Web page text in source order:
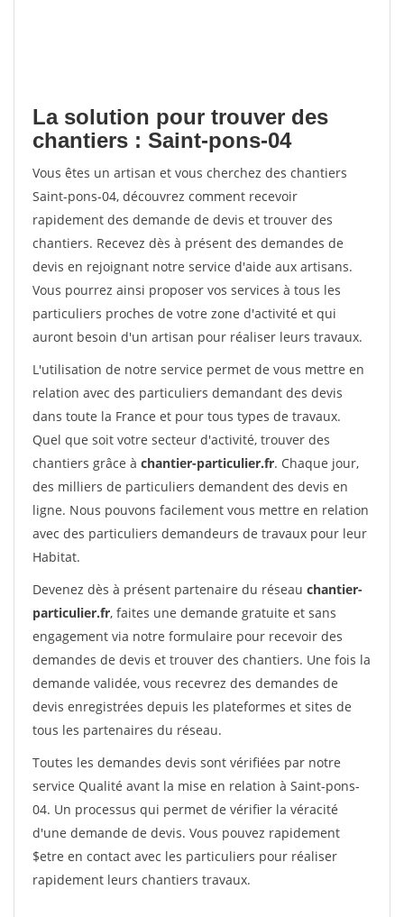
La solution pour trouver des
chantiers : Saint-pons-04
Vous êtes un artisan et vous cherchez des chantiers
Saint-pons-04, découvrez comment recevoir
rapidement des demande de devis et trouver des
chantiers. Recevez dès à présent des demandes de
devis en rejoignant notre service d'aide aux artisans.
Vous pourrez ainsi proposer vos services à tous les
particuliers proches de votre zone d'activité et qui
auront besoin d'un artisan pour réaliser leurs travaux.
L'utilisation de notre service permet de vous mettre en
relation avec des particuliers demandant des devis
dans toute la France et pour tous types de travaux.
Quel que soit votre secteur d'activité, trouver des
chantiers grâce à chantier-particulier.fr. Chaque jour,
des milliers de particuliers demandent des devis en
ligne. Nous pouvons facilement vous mettre en relation
avec des particuliers demandeurs de travaux pour leur
Habitat.
Devenez dès à présent partenaire du réseau chantier-
particulier.fr, faites une demande gratuite et sans
engagement via notre formulaire pour recevoir des
demandes de devis et trouver des chantiers. Une fois la
demande validée, vous recevrez des demandes de
devis enregistrées depuis les plateformes et sites de
tous les partenaires du réseau.
Toutes les demandes devis sont vérifiées par notre
service Qualité avant la mise en relation à Saint-pons-
04. Un processus qui permet de vérifier la véracité
d'une demande de devis. Vous pouvez rapidement
$etre en contact avec les particuliers pour réaliser
rapidement leurs chantiers travaux.